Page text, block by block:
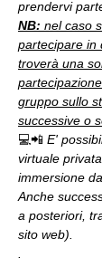
prendervi
NB: nel caso
partecipare in
troverà una
gruppo sullo
successive o
💻📲 E'
virtuale
immersione
Anche
a posteriori,
sito web).